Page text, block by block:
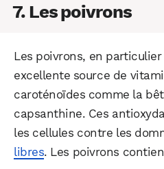
7. Les poivrons
Les poivrons, en
excellente source de
caroténoïdes comme la
capsanthine. Ces
les cellules contre les
libres. Les poivrons